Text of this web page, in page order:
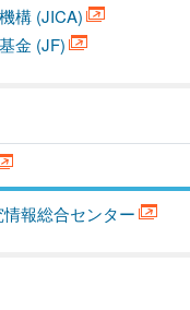
構 (JICA)
金 (JF)
報総合センター